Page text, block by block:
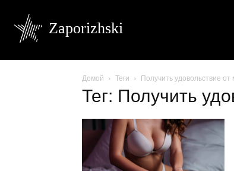
Zaporizhski
Домой Теги Получить удовольствие
Тег: Получить